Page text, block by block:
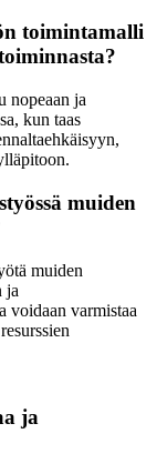
toimintamalli
nopeaan ja
kun taas
muiden
muiden
ja
voidaan varmistaa
ja